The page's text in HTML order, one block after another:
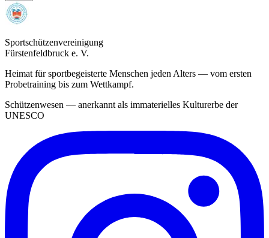
Sportschützenvereinigung
Fürstenfeldbruck e. V.
Heimat für sportbegeisterte Menschen jeden Alters — vom ersten
Probetraining bis zum Wettkampf.
Schützenwesen — anerkannt als immaterielles Kulturerbe der
UNESCO